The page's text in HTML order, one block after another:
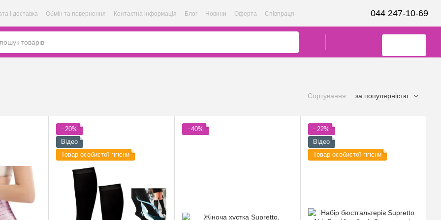
і доставка Обмін та повернення Контактна інформація Блог Новини Оферта Співпраця 044 247-10-69
Сортування: за популярністю
−20%
Відео
Товар особистої гігієни
−40%
−22%
Відео
Товар особистої гігієни